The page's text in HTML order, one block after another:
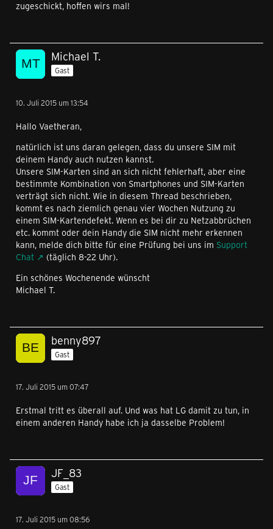
zugeschickt, hoffen wirs mal!
Michael T.
Gast
10. Juli 2015 um 13:54
Hallo Vaetheran,
natürlich ist uns daran gelegen, dass du unsere SIM mit
deinem Handy auch nutzen kannst.
Unsere SIM-Karten sind an sich nicht fehlerhaft, aber eine
bestimmte Kombination von Smartphones und SIM-Karten
verträgt sich nicht. Wie in diesem Thread beschrieben,
kommt es nach ziemlich genau vier Wochen Nutzung zu
einem SIM-Kartendefekt. Wenn es bei dir zu Netzabbrüchen
etc. kommt oder dein Handy die SIM nicht mehr erkennen
kann, melde dich bitte für eine Prüfung bei uns im Support
Chat
(täglich 8-22 Uhr).
Ein schönes Wochenende wünscht
Michael T.
benny897
Gast
17. Juli 2015 um 07:47
Erstmal tritt es überall auf. Und was hat LG damit zu tun, in
einem anderen Handy habe ich ja dasselbe Problem!
JF_83
Gast
17. Juli 2015 um 08:56